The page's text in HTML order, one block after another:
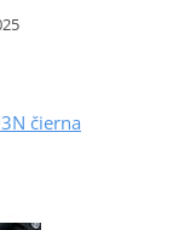
čierna